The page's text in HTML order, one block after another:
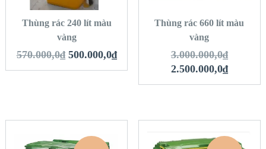
Thùng rác 240 lít màu
vàng
570.000,0₫ 500.000,0₫
Thùng rác 660 lít màu
vàng
3.000.000,0₫
2.500.000,0₫